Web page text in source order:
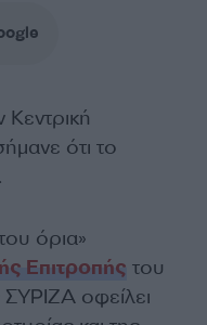
ότι το
όρια»
Επιτροπής του
οφείλει